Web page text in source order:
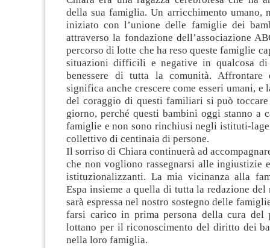
della sua famiglia. Un arricchimento umano,
iniziato con l’unione delle famiglie dei
attraverso la fondazione dell’associazione
percorso di lotte che ha reso queste famiglie
situazioni difficili e negative in qualcosa
benessere di tutta la comunità. Affrontare
significa anche crescere come esseri umani, e
del coraggio di questi familiari si può
giorno, perché questi bambini oggi stanno a
famiglie e non sono rinchiusi negli istituti-
collettivo di centinaia di persone.
Il sorriso di Chiara continuerà ad
che non vogliono rassegnarsi alle ingiustizie
istituzionalizzanti. La mia vicinanza alla
Espa insieme a quella di tutta la redazione del
sarà espressa nel nostro sostegno delle
farsi carico in prima persona della cura
lottano per il riconoscimento del diritto dei
nella loro famiglia.